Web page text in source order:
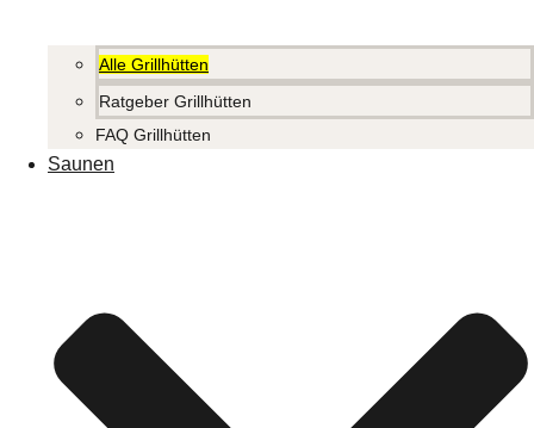
Alle Grillhütten
Ratgeber Grillhütten
FAQ Grillhütten
Saunen